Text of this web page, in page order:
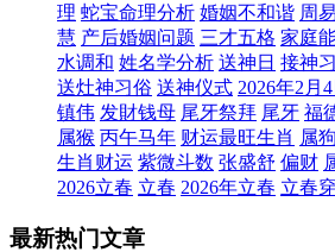
理 蛇宝命理分析 婚姻不和谐 周
慧 产后婚姻问题 三才五格 家庭
水调和 姓名学分析 送神日 接神
送灶神习俗 送神仪式 2026年2月4
镇伟 发財钱母 尾牙祭拜 尾牙 福
属猴 丙午马年 财运最旺生肖 属狗
生肖财运 紫微斗数 张盛舒 偏财
2026立春 立春 2026年立春 立春
最新热门文章